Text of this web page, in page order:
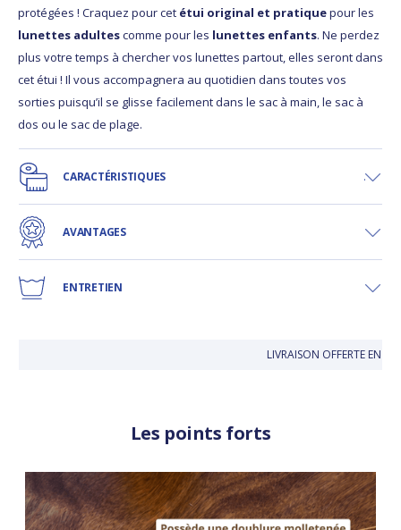
protégées ! Craquez pour cet étui original et pratiquepour les
lunettes adultescomme pour les lunettes enfants. Ne perdez
plus votre temps à chercher vos lunettes partout, elles seront dans
cet étui ! Il vous accompagnera au quotidien dans toutes vos
sorties puisqu’il se glisse facilement dans le sac à main, le sac à
dos ou le sac de plage.
CARACTÉRISTIQUES
AVANTAGES
ENTRETIEN
LIVRAISON OFFERTE EN
Les points forts